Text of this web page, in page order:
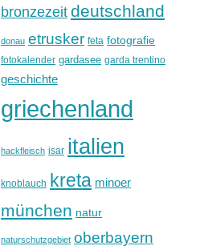
bronzezeit deutschland
donau etrusker feta fotografie
fotokalender gardasee garda trentino
geschichte
griechenland
hackfleisch isar italien
knoblauch kreta minoer
münchen natur
naturschutzgebiet oberbayern